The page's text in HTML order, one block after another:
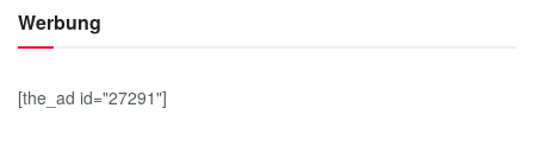
Werbung
[the_ad id="27291"]